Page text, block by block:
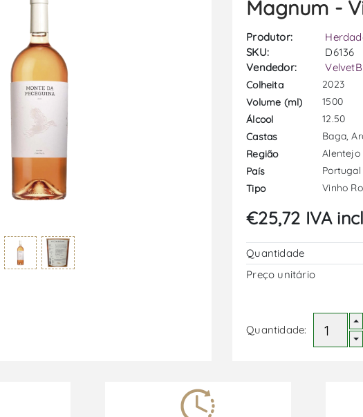
Magnum -
Produtor:
SKU:
D6136
Vendedor:
Colheita
2023
Volume (ml)
1500
Álcool
12.50
Castas
Baga,
Região
Alentejo
País
Portugal
Tipo
Vinho
€25,72 IVA
Quantidade
Preço unitário
Quantidade: